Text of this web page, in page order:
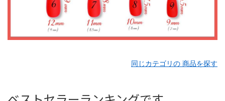
同じカテゴリの 商品を探す